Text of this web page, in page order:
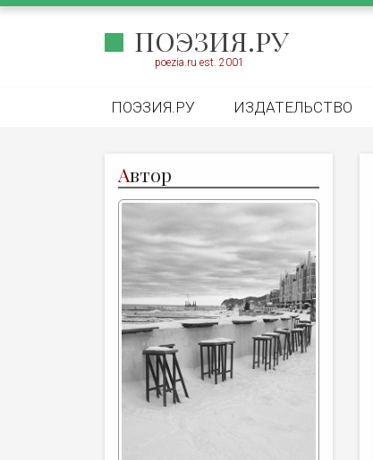
ПОЭЗИЯ.РУ
poezia.ru est. 2001
ПОЭЗИЯ.РУ ИЗДАТЕЛЬСТВО
Автор